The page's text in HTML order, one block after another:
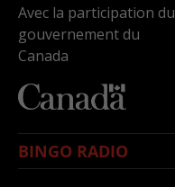
Avec la participation du
gouvernement du
Canada
BINGO RADIO